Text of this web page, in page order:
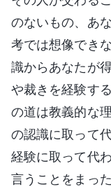
のないもの、あ
考では想像でき
識からあなたが
や裁きを経験す
の道は教義的な
の認識に取って
経験に取って代
言うことをまっ